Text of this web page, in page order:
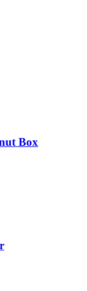
Box